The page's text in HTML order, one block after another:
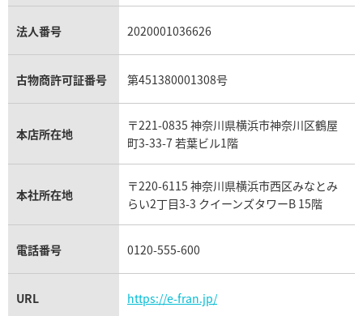
格
日時点の参考買取価格です
オーデマ ピゲ CODE 11.59 オ
参考買取価格
2,577,000 円
※2026年5月9日時点の参考買
銀・シルバー買取
パラジウム買取
キャッツアイ買取
アクアマリン買取
ヴァシュロン・コンスタンタン買取
オメガ買取
カルティエ買取
フランク ミュラー買取
リシャール・ミル買取
パネライ買取
チューダー（チュードル）買取
セリーヌ買取
プラダ買取
ダミアーニ買取
モーブッサン買取
法人番号 2020001036626
古物商許可証番号 第451380001308号
本店所在地
〒221-0835 神奈川県横浜市神奈川区鶴屋
町3-33-7 若葉ビル1階
本社所在地
〒220-6115 神奈川県横浜市西区みなとみ
らい2丁目3-3 クイーンズタワーB 15階
電話番号 0120-555-600
URL https://e-fran.jp/